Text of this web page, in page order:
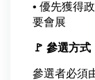
• 優先獲得
要會展
🚩 參選方式
參選者必須